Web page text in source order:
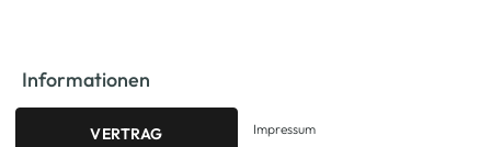
Informationen
VERTRAG
Impressum